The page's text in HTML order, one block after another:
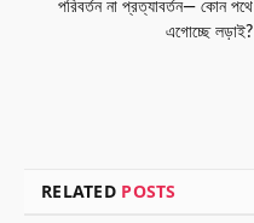
পরিবর্তন না প্রত্যাবর্তন— কোন পথে
এগোচ্ছে লড়াই?
RELATED POSTS